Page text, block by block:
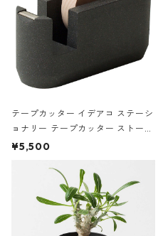
テープカッター イデアコ ステーシ
ョナリー テープカッター ストーン
サンドカラー 石調 ideaco Station
¥5,500